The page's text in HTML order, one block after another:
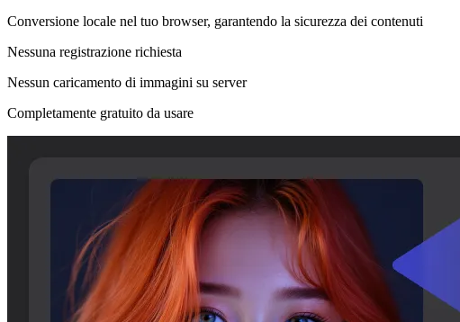
Conversione locale nel tuo browser, garantendo la sicurezza dei contenuti
Nessuna registrazione richiesta
Nessun caricamento di immagini su server
Completamente gratuito da usare